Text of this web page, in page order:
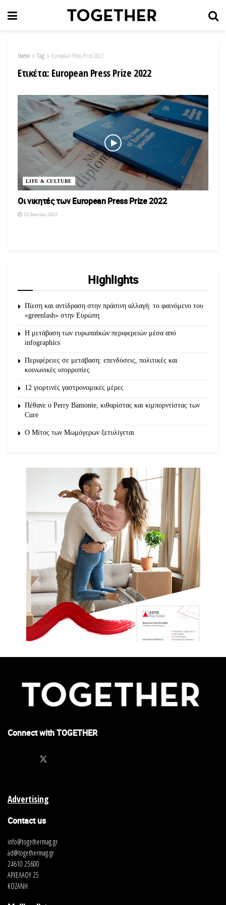
Home Tag European Press Prize 2022
Ετικέτα: European Press Prize 2022
LIFE & CULTURE
Οι νικητές των European Press Prize 2022
13 Ιουνίου 2022
Highlights
Πίεση και αντίδραση στην πράσινη αλλαγή: το φαινόμενο του
«greenlash» στην Ευρώπη
Η μετάβαση των ευρωπαϊκών περιφερειών μέσα από
infographics
Περιφέρειες σε μετάβαση: επενδύσεις, πολιτικές και
κοινωνικές ισορροπίες
12 γιορτινές γαστρονομικές μέρες
Πέθανε ο Perry Bamonte, κιθαρίστας και κιμπορντίστας των
Cure
O Μίτος των Μωμόγερων ξετυλίγεται
Connect with TOGETHER
Advertising
Contact us
info@togethermag.gr
ad@togethermag.gr
24610 25600
ΑΡΧΕΛΑΟΥ 25
ΚΟΖΑΝΗ